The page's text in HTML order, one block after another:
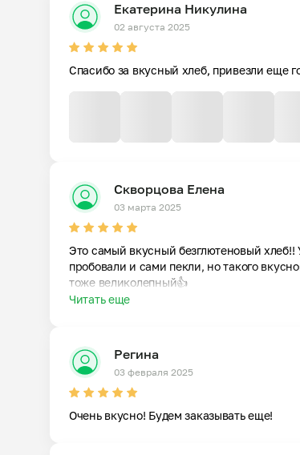
Екатерина Никулина
02 августа 2025
Спасибо за вкусный хлеб, привезли еще
Скворцова Елена
03 марта 2025
Это самый вкусный безглютеновый
пробовали и сами пекли, но такого
тоже великолепный👍
Читать еще
Регина
03 февраля 2025
Очень вкусно! Будем заказывать еще!